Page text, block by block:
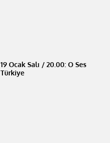
19 Ocak Salı / 20.00: O Ses
Türkiye